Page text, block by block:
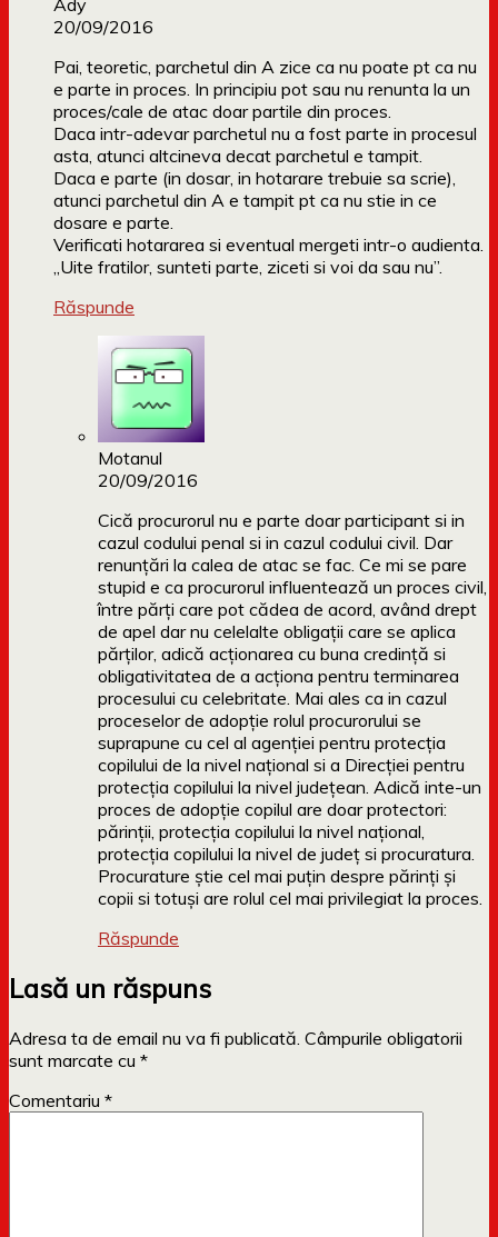
Ady
20/09/2016
Pai, teoretic, parchetul din A zice ca nu poate pt ca nu
e parte in proces. In principiu pot sau nu renunta la un
proces/cale de atac doar partile din proces.
Daca intr-adevar parchetul nu a fost parte in procesul
asta, atunci altcineva decat parchetul e tampit.
Daca e parte (in dosar, in hotarare trebuie sa scrie),
atunci parchetul din A e tampit pt ca nu stie in ce
dosare e parte.
Verificati hotararea si eventual mergeti intr-o audienta.
„Uite fratilor, sunteti parte, ziceti si voi da sau nu”.
Răspunde
Motanul
20/09/2016
Cică procurorul nu e parte doar participant si in
cazul codului penal si in cazul codului civil. Dar
renunțări la calea de atac se fac. Ce mi se pare
stupid e ca procurorul influentează un proces civil,
între părți care pot cădea de acord, având drept
de apel dar nu celelalte obligații care se aplica
părților, adică acționarea cu buna credință si
obligativitatea de a acționa pentru terminarea
procesului cu celebritate. Mai ales ca in cazul
proceselor de adopție rolul procurorului se
suprapune cu cel al agenției pentru protecția
copilului de la nivel național si a Direcției pentru
protecția copilului la nivel județean. Adică inte-un
proces de adopție copilul are doar protectori:
părinții, protecția copilului la nivel național,
protecția copilului la nivel de județ si procuratura.
Procurature știe cel mai puțin despre părinți și
copii si totuși are rolul cel mai privilegiat la proces.
Răspunde
Lasă un răspuns
Adresa ta de email nu va fi publicată. Câmpurile obligatorii
sunt marcate cu *
Comentariu *